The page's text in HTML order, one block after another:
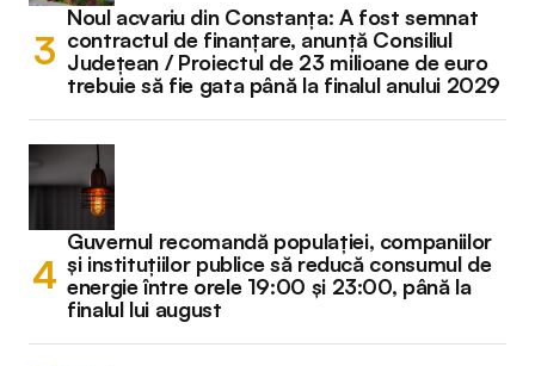
Noul acvariu din Constanța: A fost semnat
contractul de finanțare, anunță Consiliul
Județean / Proiectul de 23 milioane de euro
trebuie să fie gata până la finalul anului 2029
Guvernul recomandă populației, companiilor
și instituțiilor publice să reducă consumul de
energie între orele 19:00 și 23:00, până la
finalul lui august